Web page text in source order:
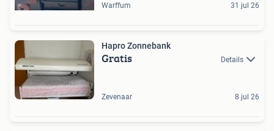
Warffum 31 jul 26
Hapro Zonnebank
Gratis Details
Zevenaar 8 jul 26